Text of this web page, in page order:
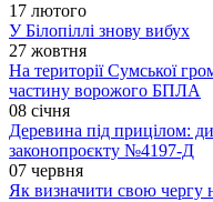
17 лютого
У Білопіллі знову вибух
27 жовтня
На території Сумської
частину ворожого БПЛА
08 січня
Деревина під прицілом:
законопроєкту №4197-Д
07 червня
Як визначити свою чергу